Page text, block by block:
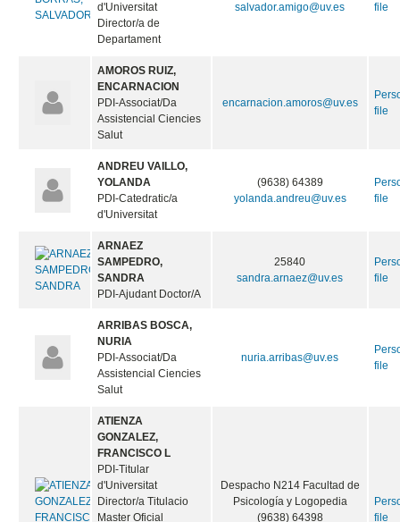
d'Universitat
Director/a de
Departament
salvador.amigo@uv.es
file
AMOROS RUIZ,
ENCARNACION
PDI-Associat/Da
Assistencial Ciencies
Salut
encarnacion.amoros@uv.es
file
ANDREU VAILLO,
YOLANDA
PDI-Catedratic/a
d'Universitat
(9638) 64389
yolanda.andreu@uv.es
file
ARNAEZ
SAMPEDRO,
SANDRA
PDI-Ajudant Doctor/A
25840
sandra.arnaez@uv.es
file
ARRIBAS BOSCA,
NURIA
PDI-Associat/Da
Assistencial Ciencies
Salut
nuria.arribas@uv.es
file
ATIENZA
GONZALEZ,
FRANCISCO L
PDI-Titular
d'Universitat
Director/a Titulacio
Master Oficial
Despacho N214 Facultad de
Psicología y Logopedia
(9638) 64398
file